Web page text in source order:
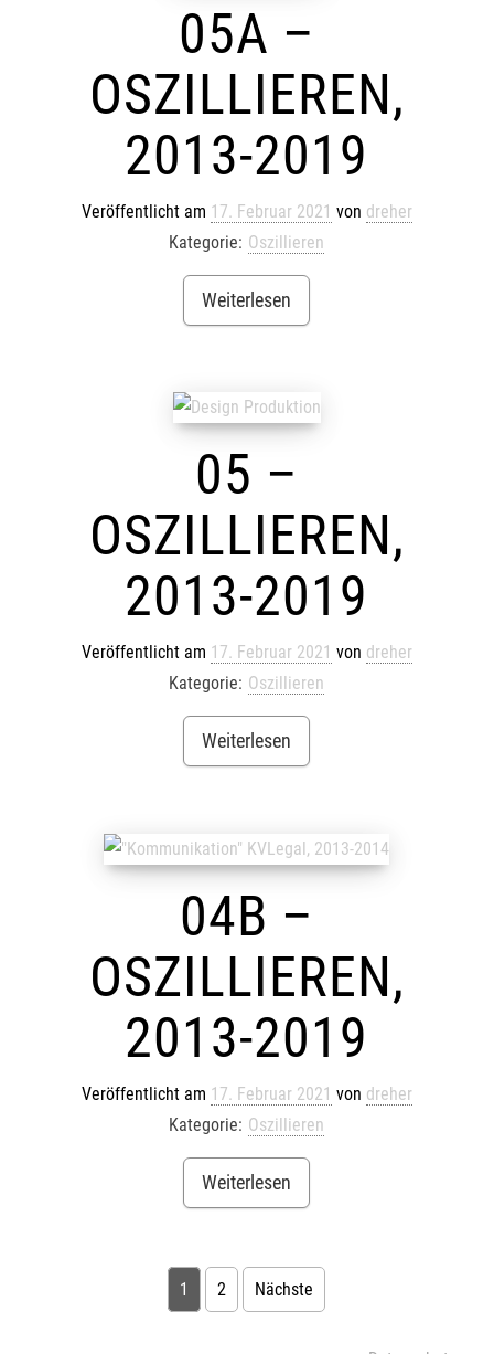
05A –
OSZILLIEREN,
2013-2019
Veröffentlicht am 17. Februar 2021 von dreher
Kategorie: Oszillieren
Weiterlesen
05 –
OSZILLIEREN,
2013-2019
Veröffentlicht am 17. Februar 2021 von dreher
Kategorie: Oszillieren
Weiterlesen
04B –
OSZILLIEREN,
2013-2019
Veröffentlicht am 17. Februar 2021 von dreher
Kategorie: Oszillieren
Weiterlesen
BEITRAGSNAVIGATION
1 2 Nächste